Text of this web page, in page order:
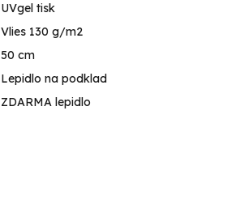
UVgel tisk
Vlies 130 g/m2
50 cm
Lepidlo na podklad
ZDARMA lepidlo